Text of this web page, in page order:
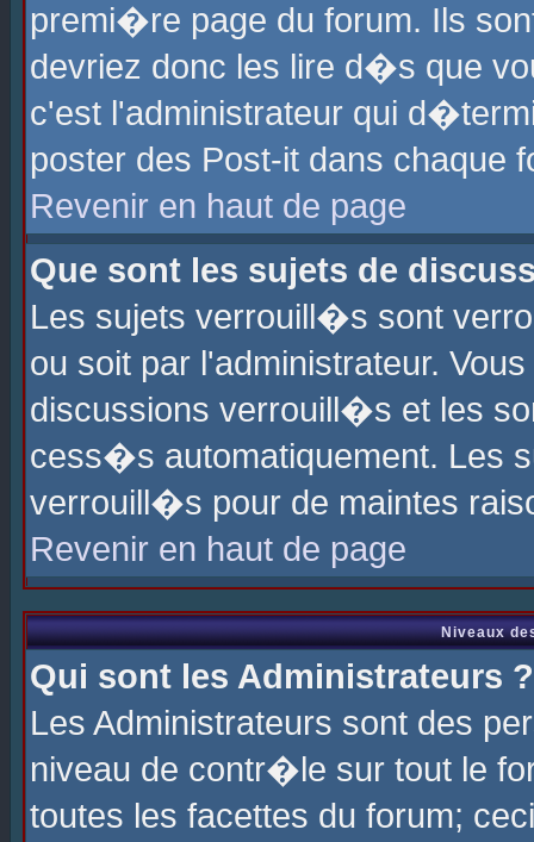
premi�re page du forum. Ils
devriez donc les lire d�s que
c'est l'administrateur qui
poster des Post-it dans chaque
Revenir en haut de page
Que sont les sujets de
Les sujets verrouill�s sont
ou soit par l'administrateur.
discussions verrouill�s et les
cess�s automatiquement. Les
verrouill�s pour de maintes
Revenir en haut de page
Niveaux
Qui sont les Administrateurs ?
Les Administrateurs sont des
niveau de contr�le sur tout le
toutes les facettes du forum;